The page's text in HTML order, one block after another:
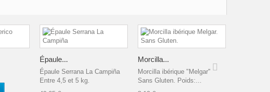
Épaule...
Épaule Serrana La Campiña
Entre 4,5 et 5 kg.
Morcilla...
Morcilla ibérique "Melgar"
Sans Gluten. Poids:...